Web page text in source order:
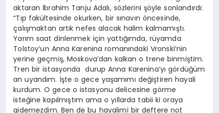
aktaran İbrahim Tanju Adalı, sözlerini şöyle sonlandırdı:
“Tıp fakültesinde okurken, bir sınavın öncesinde,
çalışmaktan artık nefes alacak halim kalmamıştı.
Yarım saat dinlenmek için yattığımda, rüyamda
Tolstoy’un Anna Karenina romanındaki Vronski’nin
yerine geçmiş, Moskova’dan kalkan o trene binmiştim.
Tren bir istasyonda durup Anna Karenina’yı gördüğüm
an uyandım. İşte o gece yaşamımı değiştiren hayali
kurdum. O gece o istasyonu delicesine görme
isteğine kapılmıştım ama o yıllarda tabii ki oraya
gidemezdim. Ben de bu hayalimi bir deftere not